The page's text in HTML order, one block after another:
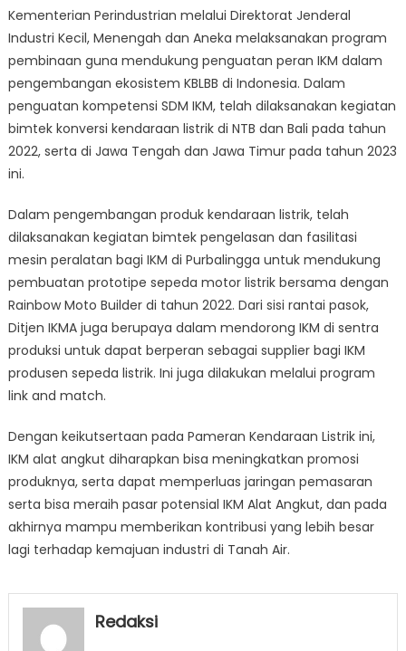
Kementerian Perindustrian melalui Direktorat Jenderal
Industri Kecil, Menengah dan Aneka melaksanakan program
pembinaan guna mendukung penguatan peran IKM dalam
pengembangan ekosistem KBLBB di Indonesia. Dalam
penguatan kompetensi SDM IKM, telah dilaksanakan kegiatan
bimtek konversi kendaraan listrik di NTB dan Bali pada tahun
2022, serta di Jawa Tengah dan Jawa Timur pada tahun 2023
ini.
Dalam pengembangan produk kendaraan listrik, telah
dilaksanakan kegiatan bimtek pengelasan dan fasilitasi
mesin peralatan bagi IKM di Purbalingga untuk mendukung
pembuatan prototipe sepeda motor listrik bersama dengan
Rainbow Moto Builder di tahun 2022. Dari sisi rantai pasok,
Ditjen IKMA juga berupaya dalam mendorong IKM di sentra
produksi untuk dapat berperan sebagai supplier bagi IKM
produsen sepeda listrik. Ini juga dilakukan melalui program
link and match.
Dengan keikutsertaan pada Pameran Kendaraan Listrik ini,
IKM alat angkut diharapkan bisa meningkatkan promosi
produknya, serta dapat memperluas jaringan pemasaran
serta bisa meraih pasar potensial IKM Alat Angkut, dan pada
akhirnya mampu memberikan kontribusi yang lebih besar
lagi terhadap kemajuan industri di Tanah Air.
Redaksi